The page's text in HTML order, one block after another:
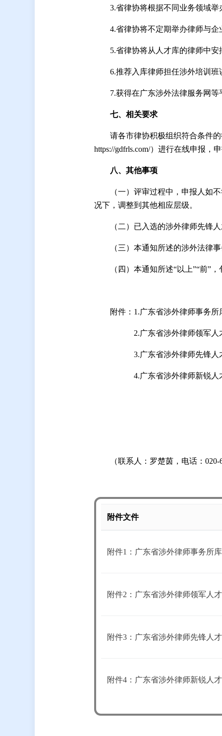
3.省律协将根据不同业务领域
4.省律协将不定期举办律师与
5.省律协将从人才库的律师中
6.推荐入库律师担任涉外培训
7.获得在广东涉外法律服务网等
七、相关要求
请各市律协积极组织符合条件
https://gdfrls.com/）进行在线申报，
八、其他事项
（一）评审过程中，申报人如
况下，调整到其他相应层级。
（二）已入选的涉外律师先锋
（三）本通知所述的涉外法律
（四）本通知所述“以上”“前”
附件：1.广东省涉外律师事务
2.广东省涉外律师领军
3.广东省涉外律师先锋
4.广东省涉外律师新锐
（联系人：罗楚茵，电话：020-
附件文件
附件1：广东省涉外律师事务所
附件2：广东省涉外律师领军人
附件3：广东省涉外律师先锋人
附件4：广东省涉外律师新锐人